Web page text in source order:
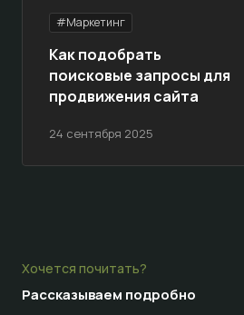
#Маркетинг
24 сентября 2025
Как подобрать
поисковые запросы для
продвижения сайта
Хочется почитать?
Рассказываем подробно